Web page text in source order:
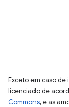
Exceto em caso
licenciado de
Commons, e as